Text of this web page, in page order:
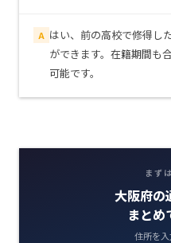
A はい、前の高校で修得し
ができます。在籍期間も
可能です。
まず
大阪府の
まとめ
住所を